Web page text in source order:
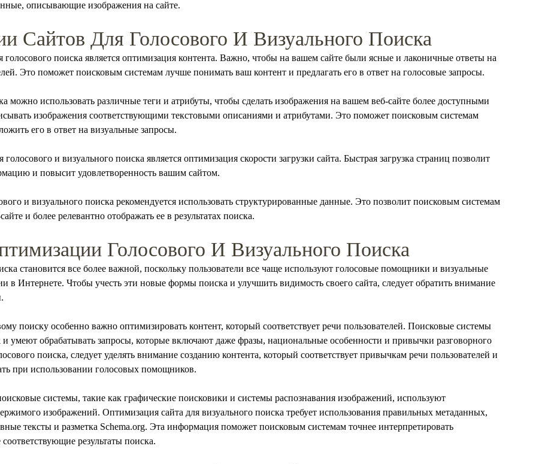
описывающие изображения на сайте.
Сайтов Для Голосового И Визуального Поиска
поиска является оптимизация контента. Важно, чтобы на вашем сайте были ясные и лаконичные ответы на
Это поможет поисковым системам лучше понимать ваш контент и предлагать его в ответ на голосовые запросы.
можно использовать различные теги и атрибуты, чтобы сделать изображения на вашем веб-сайте более доступными
изображения соответствующими текстовыми описаниями и атрибутами. Это поможет поисковым системам
его в ответ на визуальные запросы.
и визуального поиска является оптимизация скорости загрузки сайта. Быстрая загрузка страниц позволит
и повысит удовлетворенность вашим сайтом.
и визуального поиска рекомендуется использовать структурированные данные. Это позволит поисковым системам
и более релевантно отображать ее в результатах поиска.
Голосового И Визуального Поиска
становится все более важной, поскольку пользователи все чаще используют голосовые помощники и визуальные
Интернете. Чтобы учесть эти новые формы поиска и улучшить видимость своего сайта, следует обратить внимание
поиску особенно важно оптимизировать контент, который соответствует речи пользователей. Поисковые системы
умеют обрабатывать запросы, которые включают даже фразы, национальные особенности и привычки разговорного
поиска, следует уделять внимание созданию контента, который соответствует привычкам речи пользователей и
при использовании голосовых помощников.
системы, такие как графические поисковики и системы распознавания изображений, используют
изображений. Оптимизация сайта для визуального поиска требует использования правильных метаданных,
тексты и разметка Schema.org. Эта информация поможет поисковым системам точнее интерпретировать
результаты поиска.